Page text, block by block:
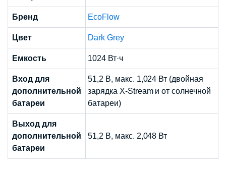
Бренд EcoFlow
Цвет Dark Grey
Емкость 1024 Вт·ч
Вход для
дополнительной
батареи
51,2 В, макс. 1,024 Вт (двойная
зарядка X-Stream и от солнечной
батареи)
Выход для
дополнительной
батареи
51,2 В, макс. 2,048 Вт